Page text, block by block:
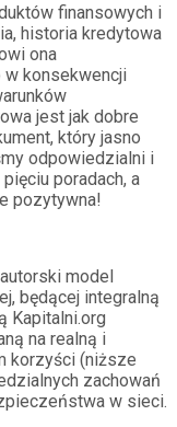
finansowych i
historia kredytowa
ona
w konsekwencji
jest jak dobre
który jasno
odpowiedzialni i
poradach, a
pozytywna!
model
będącej integralną
Kapitalni.org
na realną i
korzyści (niższe
zachowań
w sieci.